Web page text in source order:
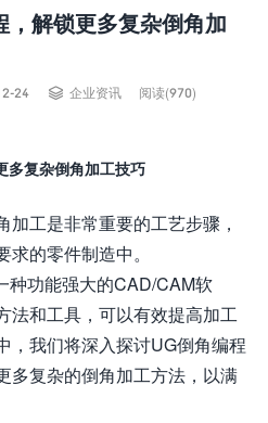
，解锁更多复杂倒角加
24  企业资讯 阅读(970)
多复杂倒角加工技巧
加工是非常重要的工艺步骤，
的零件制造中。
种功能强大的CAD/CAM软
法和工具，可以有效提高加工
，我们将深入探讨UG倒角编程
多复杂的倒角加工方法，以满